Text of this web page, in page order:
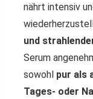
nährt intensiv
und
Serum
sowohl pur als
Tages- oder